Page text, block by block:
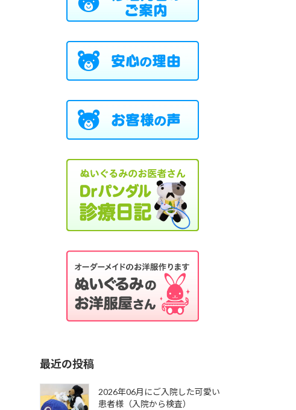
最近の投稿
2026年06月にご入院した可愛い
患者様（入院から検査）